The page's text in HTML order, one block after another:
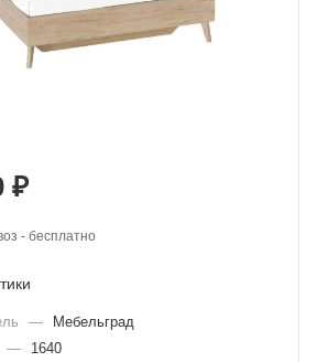
₽
- бесплатно
—
Мебельград
—
1640